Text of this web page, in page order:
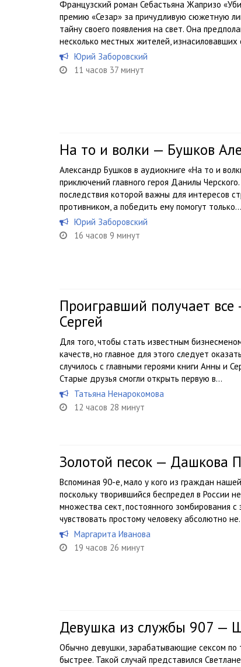
Французский роман Себастьяна Жапризо
премию «Сезар» за причудливую сюжетную
тайну своего появления на свет. Она
несколько местных жителей, изнасиловавших
Юрий Заборовский
11 часов 37 минут
На то и волки — Бушков
Александр Бушков в аудиокниге «На то и
приключений главного героя Данилы
последствия которой важны для интересов
противником, а победить ему помогут только...
Юрий Заборовский
16 часов 9 минут
Проигравший получает
Сергей
Для того, чтобы стать известным
качеств, но главное для этого следует
случилось с главными героями книги Анны и
Старые друзья смогли открыть первую в...
Татьяна Ненарокомова
12 часов 28 минут
Золотой песок — Дашкова
Вспоминая 90-е, мало у кого из граждан
поскольку творившийся беспредел в России
множества сект, постоянного зомбирования с
чувствовать простому человеку абсолютно
Маргарита Иванова
19 часов 26 минут
Девушка из службы 907 —
Обычно девушки, зарабатывающие сексом по
быстрее. Такой случай представился